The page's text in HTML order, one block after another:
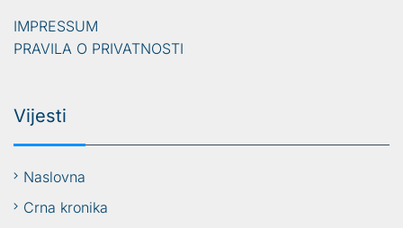
IMPRESSUM
PRAVILA O PRIVATNOSTI
Vijesti
Naslovna
Crna kronika